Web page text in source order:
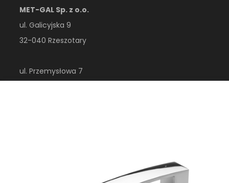
MET-GAL Sp. z o.o.
ul. Galicyjska 9
32-040 Rzeszotary
ul. Przemysłowa 7